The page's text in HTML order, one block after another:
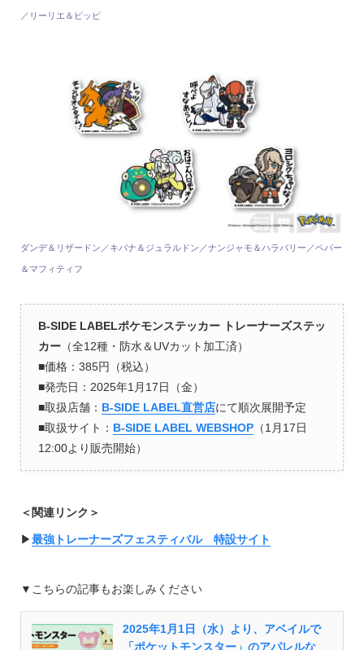
／リーリエ＆ピッピ
ダンデ＆リザードン／キバナ＆ジュラルドン／ナンジャモ＆ハラバリー／ペパー
＆マフィティフ
B-SIDE LABELポケモンステッカー トレーナーズステッ
カー（全12種・防水＆UVカット加工済）
■価格：385円（税込）
■発売日：2025年1月17日（金）
■取扱店舗： B-SIDE LABEL直営店にて順次展開予定
■取扱サイト： B-SIDE LABEL WEBSHOP（1月17日
12:00より販売開始）
＜関連リンク＞
▶︎最強トレーナーズフェスティバル 特設サイト
▼こちらの記事もお楽しみください
2025年1月1日（水）より、アベイルで
「ポケットモンスター」のアパレルな